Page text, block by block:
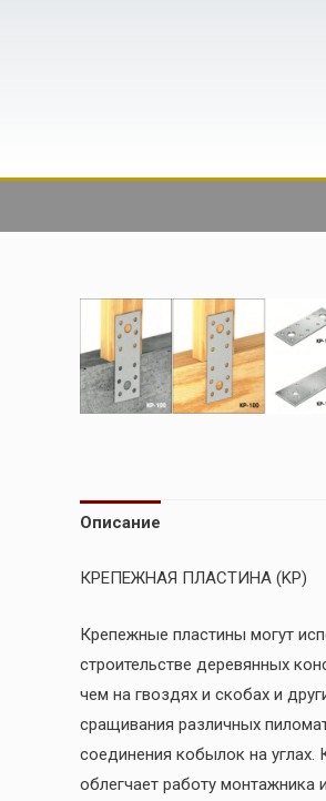
Описание
КРЕПЕЖНАЯ ПЛАСТИНА (KP)
Крепежные пластины могут
строительстве деревянных
чем на гвоздях и скобах и
сращивания различных
соединения кобылок на углах.
облегчает работу монтажника